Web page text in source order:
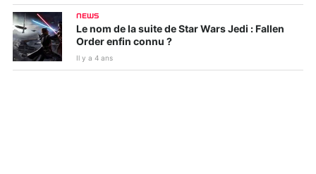
NEWS
Le nom de la suite de Star Wars Jedi : Fallen
Order enfin connu ?
Il y a 4 ans